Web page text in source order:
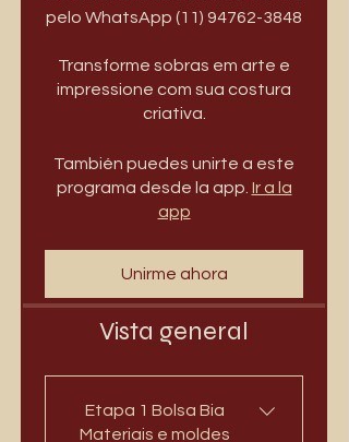
pelo WhatsApp (11) 94762-3848
Transforme sobras em arte e
impressione com sua costura
criativa.
También puedes unirte a este
programa desde la app. Ir a la
app
Unirme ahora
Vista general
Etapa 1 Bolsa Bia
Materiais e moldes